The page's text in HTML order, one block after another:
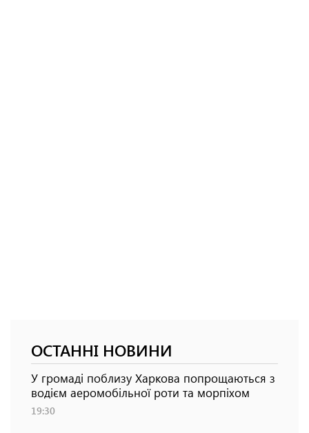
ОСТАННІ НОВИНИ
У громаді поблизу Харкова попрощаються з
водієм аеромобільної роти та морпіхом
19:30